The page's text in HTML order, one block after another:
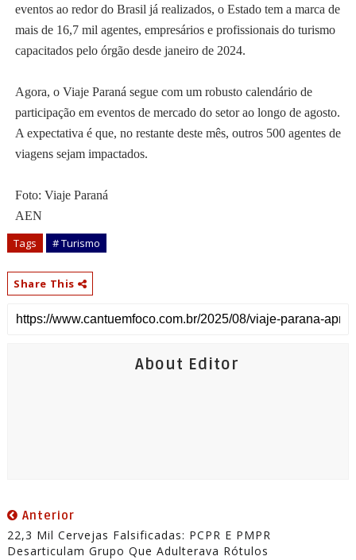
eventos ao redor do Brasil já realizados, o Estado tem a marca de
mais de 16,7 mil agentes, empresários e profissionais do turismo
capacitados pelo órgão desde janeiro de 2024.
Agora, o Viaje Paraná segue com um robusto calendário de
participação em eventos de mercado do setor ao longo de agosto.
A expectativa é que, no restante deste mês, outros 500 agentes de
viagens sejam impactados.
Foto: Viaje Paraná
AEN
Tags # Turismo
Share This
About Editor
Anterior
22,3 Mil Cervejas Falsificadas: PCPR E PMPR
Desarticulam Grupo Que Adulterava Rótulos